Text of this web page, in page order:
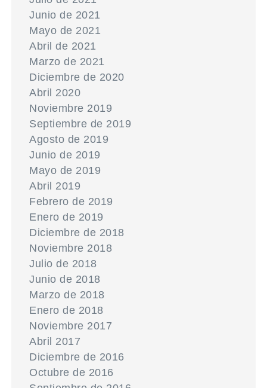
Junio de 2021
Mayo de 2021
Abril de 2021
Marzo de 2021
Diciembre de 2020
Abril 2020
Noviembre 2019
Septiembre de 2019
Agosto de 2019
Junio de 2019
Mayo de 2019
Abril 2019
Febrero de 2019
Enero de 2019
Diciembre de 2018
Noviembre 2018
Julio de 2018
Junio de 2018
Marzo de 2018
Enero de 2018
Noviembre 2017
Abril 2017
Diciembre de 2016
Octubre de 2016